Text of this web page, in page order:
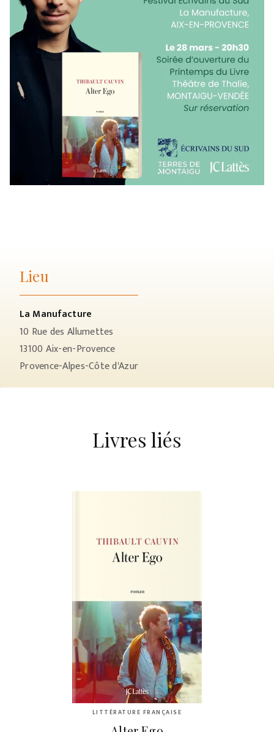
Lieu
La Manufacture
10 Rue des Allumettes
13100 Aix-en-Provence
Provence-Alpes-Côte d'Azur
Livres liés
LITTÉRATURE FRANÇAISE